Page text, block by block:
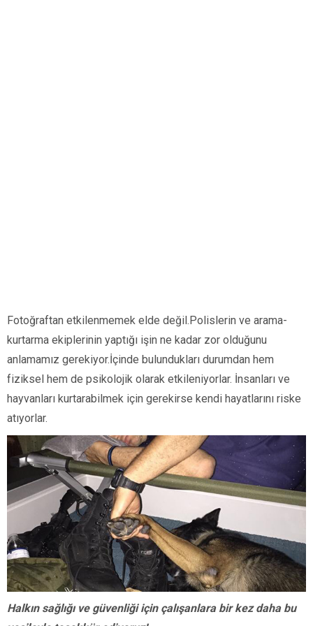
Fotoğraftan etkilenmemek elde değil.Polislerin ve arama-
kurtarma ekiplerinin yaptığı işin ne kadar zor olduğunu
anlamamız gerekiyor.İçinde bulundukları durumdan hem
fiziksel hem de psikolojik olarak etkileniyorlar. İnsanları ve
hayvanları kurtarabilmek için gerekirse kendi hayatlarını riske
atıyorlar.
Halkın sağlığı ve güvenliği için çalışanlara bir kez daha bu